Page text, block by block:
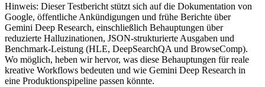
Hinweis: Dieser Testbericht stützt sich auf die Dokumentation von
Google, öffentliche Ankündigungen und frühe Berichte über
Gemini Deep Research, einschließlich Behauptungen über
reduzierte Halluzinationen, JSON-strukturierte Ausgaben und
Benchmark-Leistung (HLE, DeepSearchQA und BrowseComp).
Wo möglich, heben wir hervor, was diese Behauptungen für reale
kreative Workflows bedeuten und wie Gemini Deep Research in
eine Produktionspipeline passen könnte.